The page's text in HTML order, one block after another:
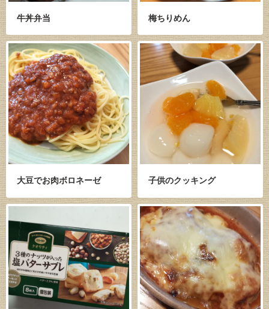
牛丼弁当 梅ちりめん
大豆でお肉ボロネーゼ 子供のクッキング